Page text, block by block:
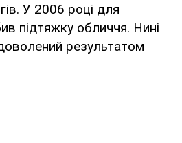
У 2006 році для
підтяжку обличчя. Нині
результатом